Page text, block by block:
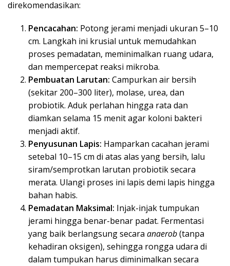
direkomendasikan:
Pencacahan: Potong jerami menjadi ukuran 5–10
cm. Langkah ini krusial untuk memudahkan
proses pemadatan, meminimalkan ruang udara,
dan mempercepat reaksi mikroba.
Pembuatan Larutan: Campurkan air bersih
(sekitar 200–300 liter), molase, urea, dan
probiotik. Aduk perlahan hingga rata dan
diamkan selama 15 menit agar koloni bakteri
menjadi aktif.
Penyusunan Lapis: Hamparkan cacahan jerami
setebal 10–15 cm di atas alas yang bersih, lalu
siram/semprotkan larutan probiotik secara
merata. Ulangi proses ini lapis demi lapis hingga
bahan habis.
Pemadatan Maksimal: Injak-injak tumpukan
jerami hingga benar-benar padat. Fermentasi
yang baik berlangsung secara anaerob(tanpa
kehadiran oksigen), sehingga rongga udara di
dalam tumpukan harus diminimalkan secara